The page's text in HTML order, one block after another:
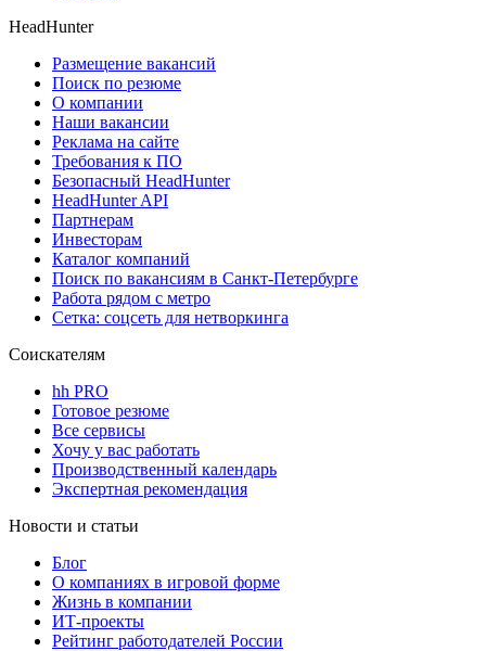
HeadHunter
Размещение вакансий
Поиск по резюме
О компании
Наши вакансии
Реклама на сайте
Требования к ПО
Безопасный HeadHunter
HeadHunter API
Партнерам
Инвесторам
Каталог компаний
Поиск по вакансиям в Санкт-Петербурге
Работа рядом с метро
Сетка: соцсеть для нетворкинга
Соискателям
hh PRO
Готовое резюме
Все сервисы
Хочу у вас работать
Производственный календарь
Экспертная рекомендация
Новости и статьи
Блог
О компаниях в игровой форме
Жизнь в компании
ИТ-проекты
Рейтинг работодателей России